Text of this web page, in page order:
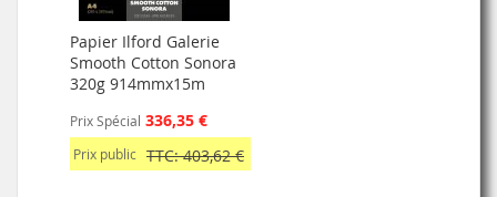
Papier Ilford Galerie
Smooth Cotton Sonora
320g 914mmx15m
Prix Spécial 336,35 €
Prix public TTC: 403,62 €